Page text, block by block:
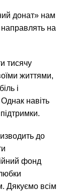
донат» нам
на
тисячу
життями,
і
навіть
до
фонд
Дякуємо всім